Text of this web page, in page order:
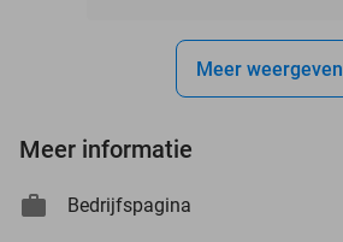
Meer weergeven
Meer informatie
Bedrijfspagina